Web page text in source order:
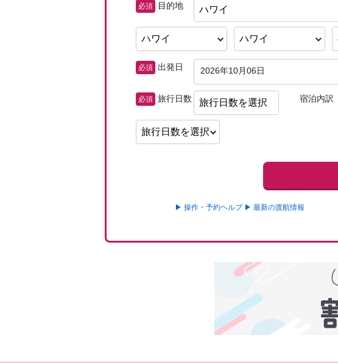
必須 目的地 ハワイ
必須 出発日 2026年10月06日
必須 旅行日数 旅行日数を選択 宿泊内訳
▶ 操作・予約ヘルプ ▶ 最新の渡航情報